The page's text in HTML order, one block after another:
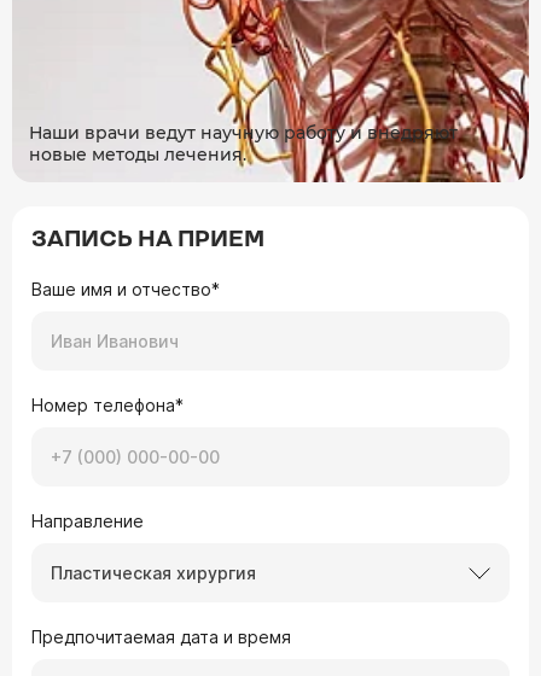
Наши врачи ведут научную работу и внедряют
новые методы лечения.
ЗАПИСЬ НА ПРИЕМ
Ваше имя и отчество*
Номер телефона*
Направление
Пластическая хирургия
Предпочитаемая дата и время